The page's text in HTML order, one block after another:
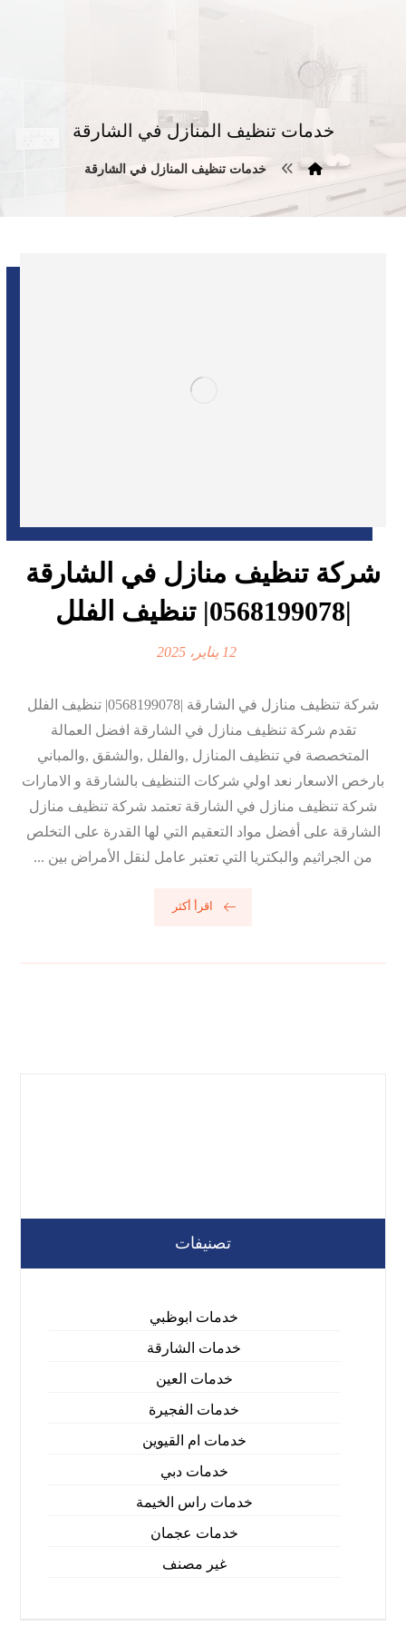
خدمات تنظيف المنازل في الشارقة
خدمات تنظيف المنازل في الشارقة
شركة تنظيف منازل في الشارقة
|0568199078| تنظيف الفلل
12 يناير، 2025
شركة تنظيف منازل في الشارقة |0568199078| تنظيف الفلل
تقدم شركة تنظيف منازل في الشارقة افضل العمالة
المتخصصة في تنظيف المنازل ,والفلل ,والشقق ,والمباني
بارخص الاسعار نعد اولي شركات التنظيف بالشارقة و الامارات
شركة تنظيف منازل في الشارقة تعتمد شركة تنظيف منازل
الشارقة على أفضل مواد التعقيم التي لها القدرة على التخلص
من الجراثيم والبكتريا التي تعتبر عامل لنقل الأمراض بين ...
اقرأ أكثر
تصنيفات
خدمات ابوظبي
خدمات الشارقة
خدمات العين
خدمات الفجيرة
خدمات ام القيوين
خدمات دبي
خدمات راس الخيمة
خدمات عجمان
غير مصنف